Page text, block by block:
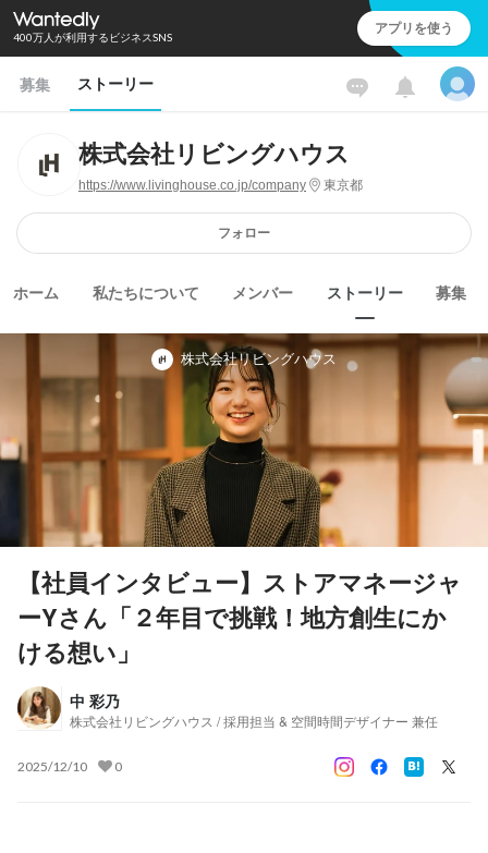
400万人が利用するビジネスSNS アプリを使う
募集 ストーリー
株式会社リビングハウス
https://www.livinghouse.co.jp/company 東京都
フォロー
ホーム 私たちについて メンバー ストーリー 募集
株式会社リビングハウス
【社員インタビュー】ストアマネージャ
ーYさん「２年目で挑戦！地方創生にか
ける想い」
中 彩乃
株式会社リビングハウス / 採用担当 & 空間時間デザイナー 兼任
2025/12/10 0